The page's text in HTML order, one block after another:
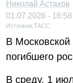
Николай Астахов
01.07.2026 -
Источник:ТАСС
В Московской
погибшего
В среду, 1